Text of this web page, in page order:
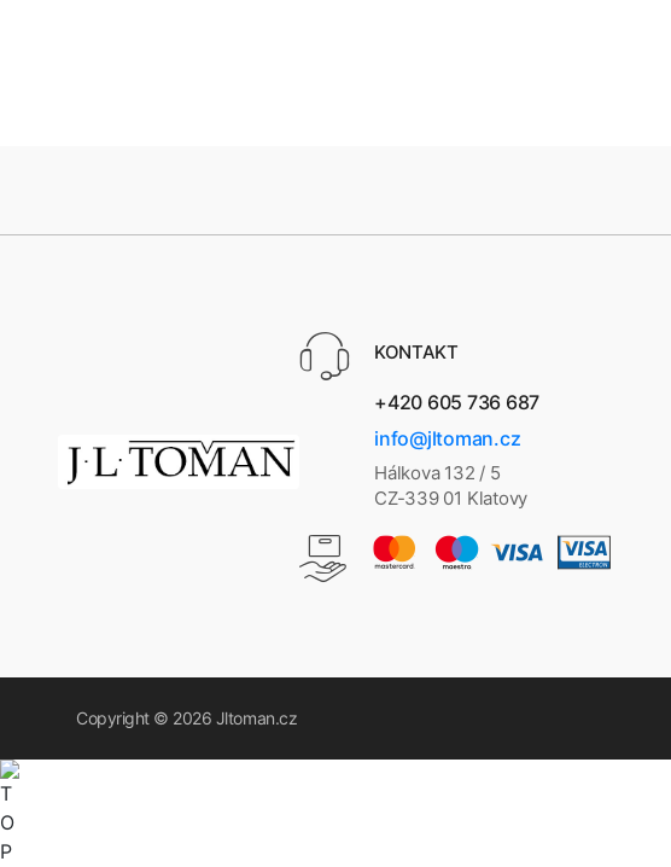
KONTAKT
+420 605 736 687
info@jltoman.cz
Hálkova 132 / 5
CZ-339 01 Klatovy
Copyright © 2026 Jltoman.cz